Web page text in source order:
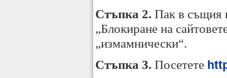
Стъпка 2. Пак в същия
„Блокиране на
„измамнически“.
Стъпка 3. Посетете